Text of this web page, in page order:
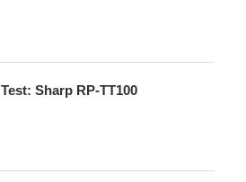
Test: Sharp RP-TT100